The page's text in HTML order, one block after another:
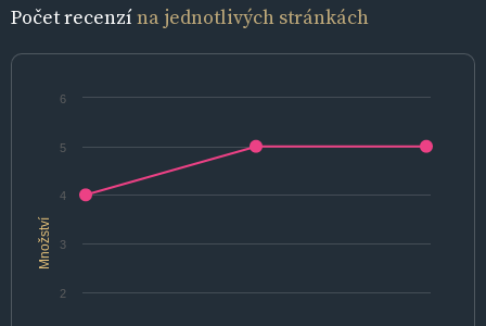
Počet recenzína jednotlivých stránkách
Množství
2
3
4
5
6